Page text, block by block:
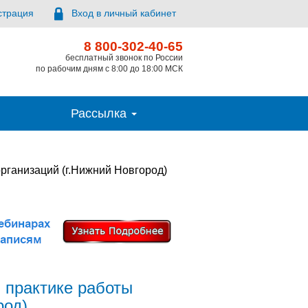
Вход в личный кабинет
8 800-302-40-65
бесплатный звонок по России
по рабочим дням с 8:00 до 18:00 МСК
Рассылка
(г.Нижний Новгород)
работы